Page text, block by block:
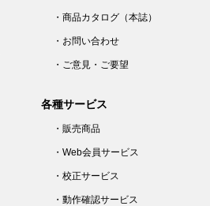
・商品カタログ（本誌）
・お問い合わせ
・ご意見・ご要望
各種サービス
・販売商品
・Web会員サービス
・校正サービス
・動作確認サービス